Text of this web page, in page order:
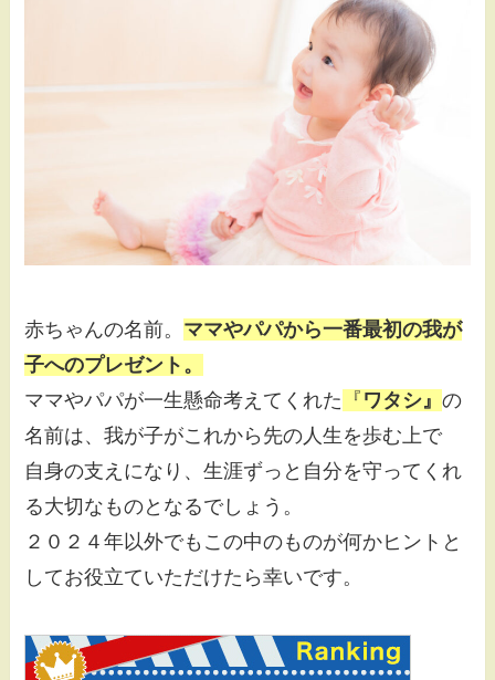
赤ちゃんの名前。 ママやパパから一番最初の我が
子へのプレゼント。
ママやパパが一生懸命考えてくれた
『 ワタシ』の
名前は、我が子がこれから先の人生を歩む上で
自身の支えになり、生涯ずっと自分を守ってくれ
る大切なものとなるでしょう。
２０２４年以外でもこの中のものが何かヒントと
してお役立ていただけたら幸いです。